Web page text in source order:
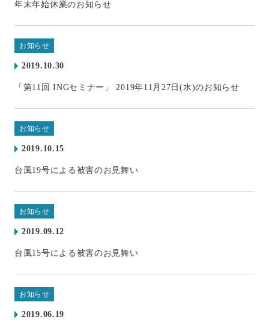
年末年始休業のお知らせ
お知らせ
2019.10.30
「第11回 INGセミナー」 2019年11月27日(水)のお知らせ
お知らせ
2019.10.15
台風19号による被害のお見舞い
お知らせ
2019.09.12
台風15号による被害のお見舞い
お知らせ
2019.06.19